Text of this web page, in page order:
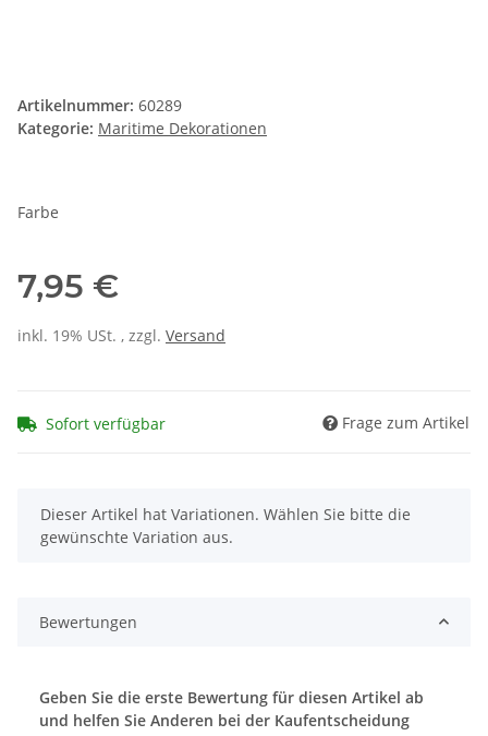
Artikelnummer: 60289
Kategorie: Maritime Dekorationen
Farbe
7,95 €
inkl. 19% USt. , zzgl. Versand
Sofort verfügbar Frage zum Artikel
x
Dieser Artikel hat Variationen. Wählen Sie bitte die
gewünschte Variation aus.
Bewertungen
Geben Sie die erste Bewertung für diesen Artikel ab
und helfen Sie Anderen bei der Kaufentscheidung